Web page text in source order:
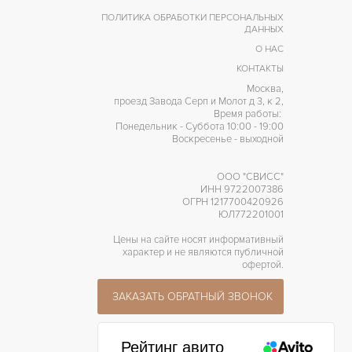
ПОЛИТИКА ОБРАБОТКИ ПЕРСОНАЛЬНЫХ
ДАННЫХ
О НАС
КОНТАКТЫ
Москва,
проезд Завода Серп и Молот д 3, к 2,
Время работы:
Понедельник - Суббота 10:00 - 19:00
Воскресенье - выходной
ООО "СВИСС"
ИНН 9722007386
ОГРН 1217700420926
ЮЛ772201001
Цены на сайте носят информативный
характер и не являются публичной
офертой.
ЗАКАЗАТЬ ОБРАТНЫЙ ЗВОНОК
Рейтинг авито